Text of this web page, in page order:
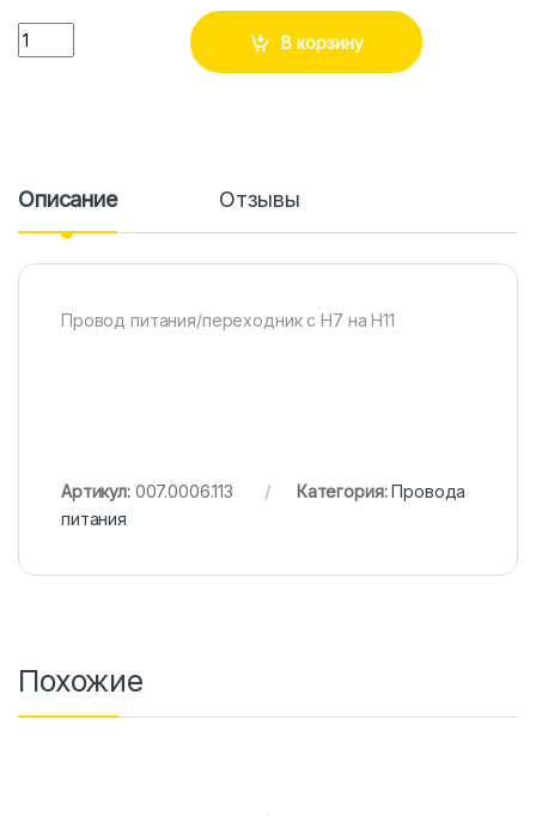
Количество
В корзину
Описание Отзывы
Провод питания/переходник с H7 на H11
Артикул: 007.0006.113 Категория:Провода
питания
Похожие